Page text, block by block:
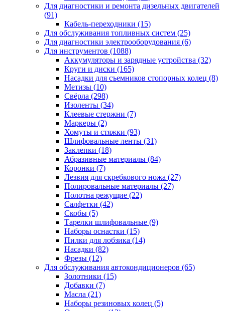
Для диагностики и ремонта дизельных двигателей
(91)
Кабель-переходники (15)
Для обслуживания топливных систем (25)
Для диагностики электрооборудования (6)
Для инструментов (1088)
Аккумуляторы и зарядные устройства (32)
Круги и диски (165)
Насадки для съемников стопорных колец (8)
Метизы (10)
Свёрла (298)
Изоленты (34)
Клеевые стержни (7)
Маркеры (2)
Хомуты и стяжки (93)
Шлифовальные ленты (31)
Заклепки (18)
Абразивные материалы (84)
Коронки (7)
Лезвия для скребкового ножа (27)
Полировальные материалы (27)
Полотна режущие (22)
Салфетки (42)
Скобы (5)
Тарелки шлифовальные (9)
Наборы оснастки (15)
Пилки для лобзика (14)
Насадки (82)
Фрезы (12)
Для обслуживания автокондиционеров (65)
Золотники (15)
Добавки (7)
Масла (21)
Наборы резиновых колец (5)